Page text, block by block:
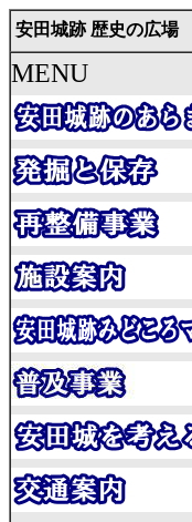
安田城跡 歴史の広場
MENU